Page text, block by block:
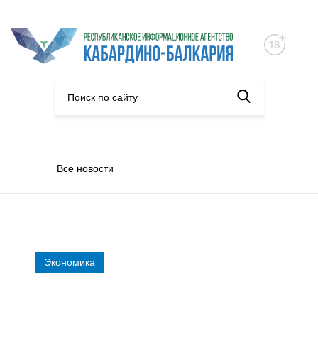
Все новости
Экономика